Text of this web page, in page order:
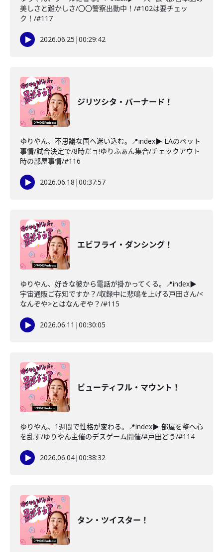
美しさと難かしさ/〇〇警察出動中！/#102は要チェッ
ク！/#117
2026.06.25 |00:29:42
ジリツシタ・バーナード！
ゆりやん、不思議な国へ迷い込む。📍index▶ LAのペット
事情/試合決定で/8時だョ!ゆりふぁん集合/チェックアウト
時の部屋事情/#116
2026.06.18 |00:37:57
エビフライ・ダンシング！
ゆりやん、好きな彼から電話が掛かってくる。📍index▶
宇宙通販ご存知ですか？/収録中に悲鳴を上げる戸田さん/<
なんぞや>とはなんぞや？/#115
2026.06.11 |00:30:05
ビューティフル・マウント！
ゆりやん、1週間で性格が変わる。📍index▶ 部屋を整へ心
を乱す/ゆりやん主催のデスゲーム開催/#戸田どう/#114
2026.06.04|00:38:32
タン・ツイスター！